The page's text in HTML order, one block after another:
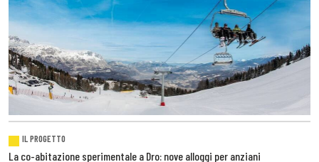
IL PROGETTO
La co-abitazione sperimentale a Dro: nove alloggi per anziani